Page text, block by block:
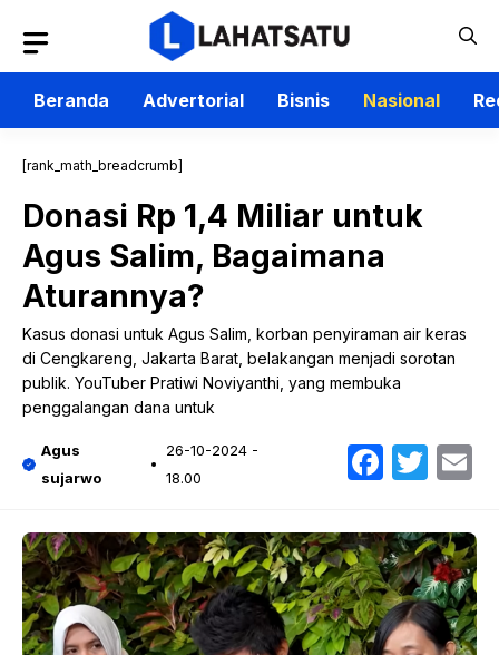
isi
Beranda
Advertorial Bisnis Nasional
[rank_math_breadcrumb]
Donasi Rp 1,4 Miliar untuk
Agus Salim, Bagaimana
Aturannya?
Kasus donasi untuk Agus Salim, korban penyiraman air keras
di Cengkareng, Jakarta Barat, belakangan menjadi sorotan
publik. YouTuber Pratiwi Noviyanthi, yang membuka
penggalangan dana untuk
Agus
sujarwo
26-10-2024 -
18.00